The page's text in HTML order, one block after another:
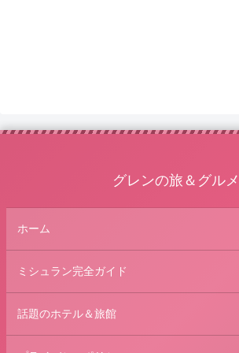
グレンの旅＆グルメ
ホーム
ミシュラン完全ガイド
話題のホテル＆旅館